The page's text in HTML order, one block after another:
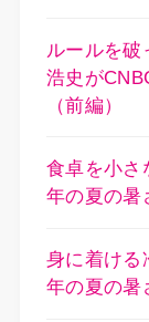
ルールを破
浩史が
（前編）
食卓を小さ
年の夏の暑
身に着ける
年の夏の暑